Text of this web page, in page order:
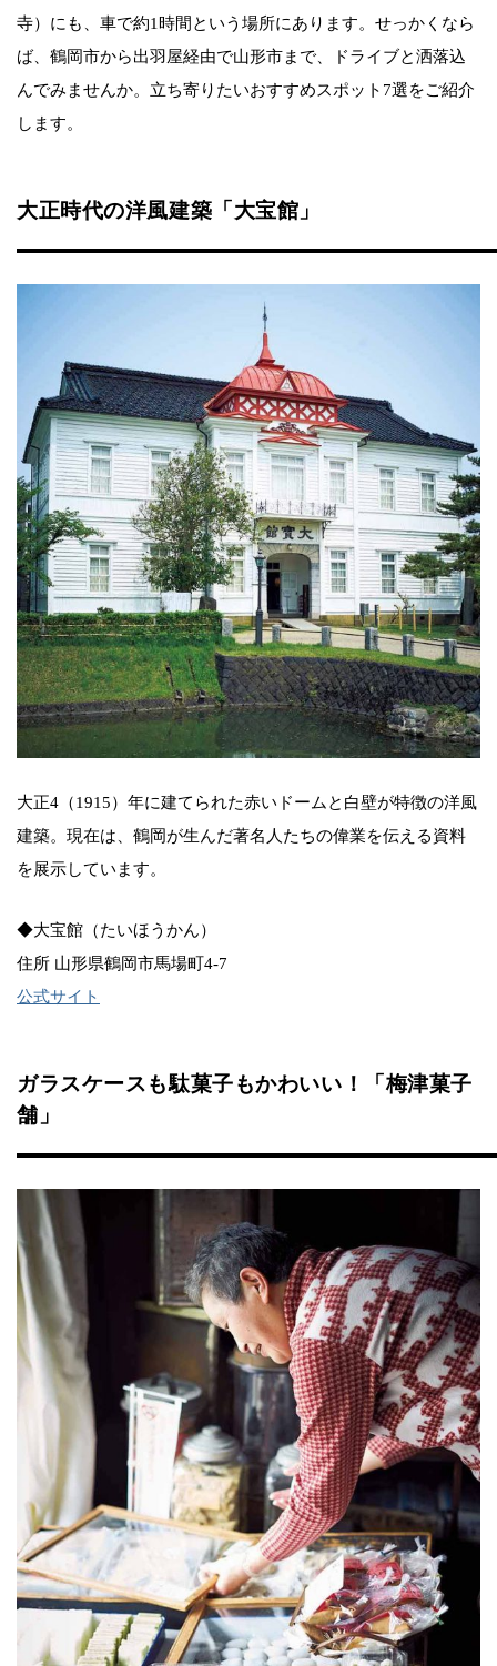
寺）にも、車で約1時間という場所にあります。せっかくなら
ば、鶴岡市から出羽屋経由で山形市まで、ドライブと洒落込
んでみませんか。立ち寄りたいおすすめスポット7選をご紹介
します。
大正時代の洋風建築「大宝館」
大正4（1915）年に建てられた赤いドームと白壁が特徴の洋風
建築。現在は、鶴岡が生んだ著名人たちの偉業を伝える資料
を展示しています。
◆大宝館（たいほうかん）
住所 山形県鶴岡市馬場町4-7
公式サイト
ガラスケースも駄菓子もかわいい！「梅津菓子
舗」